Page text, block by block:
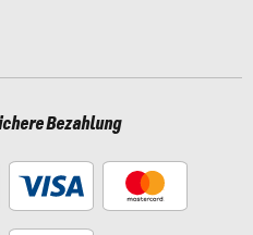
Bezahlung